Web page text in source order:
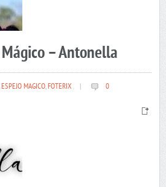
– Antonella
ESPEJO MAGICO,FOTERIX 0